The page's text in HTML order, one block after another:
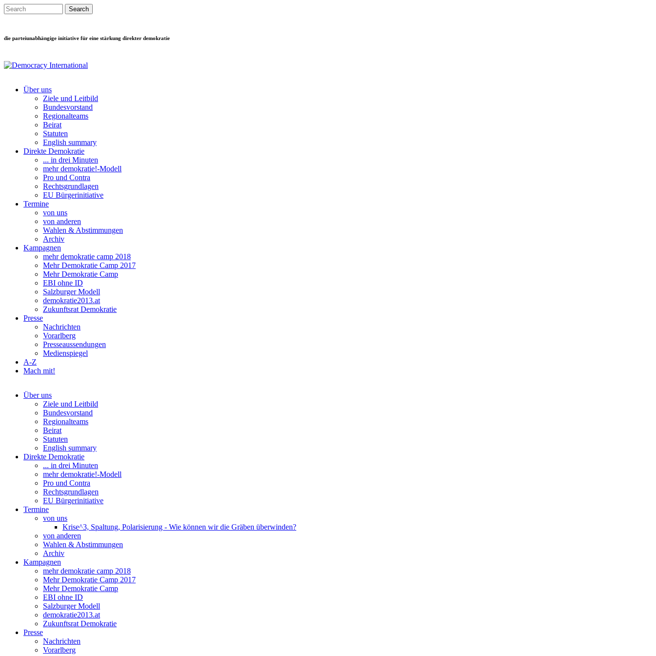
Direkt zum Inhalt
Search this site
die parteiunabhängige initiative für eine stärkung direkter demokratie
Main menu
Über uns
Ziele und Leitbild
Bundesvorstand
Regionalteams
Beirat
Statuten
English summary
Direkte Demokratie
... in drei Minuten
mehr demokratie!-Modell
Pro und Contra
Rechtsgrundlagen
EU Bürgerinitiative
Termine
von uns
von anderen
Wahlen & Abstimmungen
Archiv
Kampagnen
mehr demokratie camp 2018
Mehr Demokratie Camp 2017
Mehr Demokratie Camp
EBI ohne ID
Salzburger Modell
demokratie2013.at
Zukunftsrat Demokratie
Presse
Nachrichten
Vorarlberg
Presseaussendungen
Medienspiegel
A-Z
Mach mit!
Über uns
Ziele und Leitbild
Bundesvorstand
Regionalteams
Beirat
Statuten
English summary
Direkte Demokratie
... in drei Minuten
mehr demokratie!-Modell
Pro und Contra
Rechtsgrundlagen
EU Bürgerinitiative
Termine
von uns
Krise^3, Spaltung, Polarisierung - Wie können wir die Gräben überwinden?
von anderen
Wahlen & Abstimmungen
Archiv
Kampagnen
mehr demokratie camp 2018
Mehr Demokratie Camp 2017
Mehr Demokratie Camp
EBI ohne ID
Salzburger Modell
demokratie2013.at
Zukunftsrat Demokratie
Presse
Nachrichten
Vorarlberg